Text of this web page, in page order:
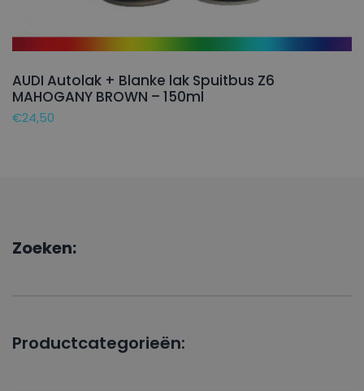
AUDI Autolak + Blanke lak Spuitbus Z6
MAHOGANY BROWN – 150ml
€24,50
Zoeken:
Productcategorieën: